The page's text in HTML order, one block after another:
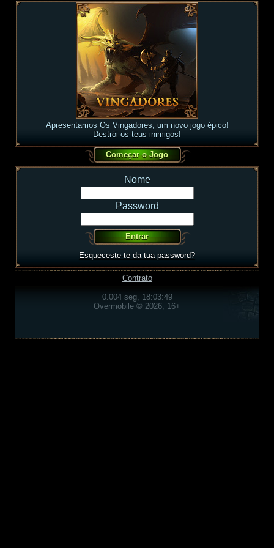
Apresentamos Os Vingadores, um novo jogo épico!
Destrói os teus inimigos!
Nome
Password
Esqueceste-te da tua password?
Contrato
0.004 seg, 18:03:49
Overmobile © 2026, 16+